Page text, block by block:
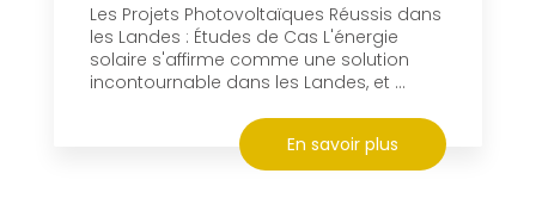
Les Projets Photovoltaïques Réussis dans
les Landes : Études de Cas L'énergie
solaire s'affirme comme une solution
incontournable dans les Landes, et ...
En savoir plus